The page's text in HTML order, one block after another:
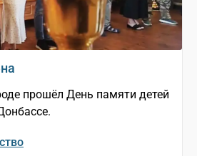
прошёл День памяти детей